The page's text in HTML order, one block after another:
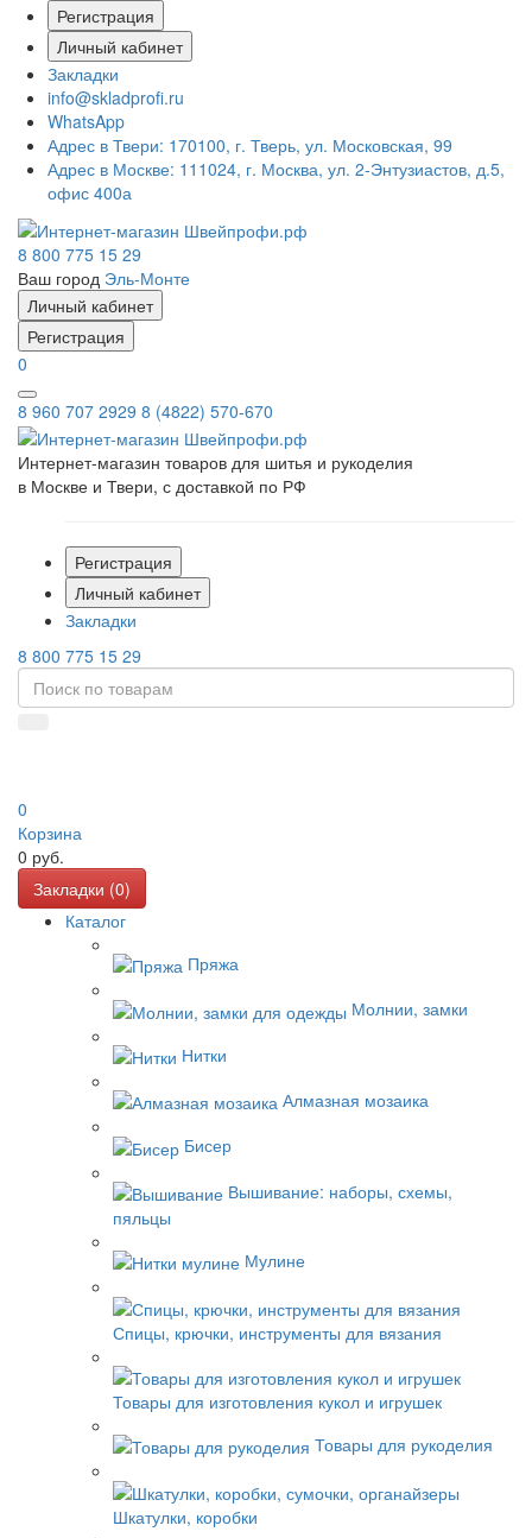
Регистрация
Личный кабинет
Закладки
info@skladprofi.ru
WhatsApp
Адрес в Твери: 170100, г. Тверь, ул. Московская, 99
Адрес в Москве: 111024, г. Москва, ул. 2-Энтузиастов, д.5,
офис 400а
8 800 775 15 29
Ваш город Эль-Монте
Личный кабинет
Регистрация
0
8 960 707 2929 8 (4822) 570-670
Интернет-магазин товаров для шитья и рукоделия
в Москве и Твери, с доставкой по РФ
Регистрация
Личный кабинет
Закладки
8 800 775 15 29
0
Корзина
0 руб.
Закладки (0)
Каталог
Пряжа
Молнии, замки
Нитки
Алмазная мозаика
Бисер
Вышивание: наборы, схемы,
пяльцы
Мулине
Спицы, крючки, инструменты для вязания
Товары для изготовления кукол и игрушек
Товары для рукоделия
Шкатулки, коробки